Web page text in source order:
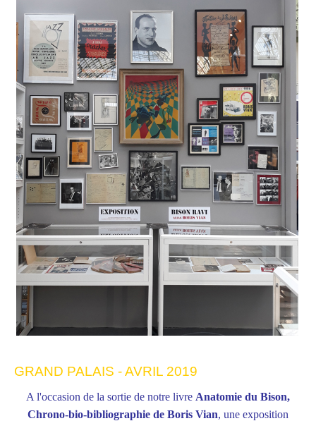
GRAND PALAIS - AVRIL 2019
A l'occasion de la sortie de notre livre Anatomie du Bison,
Chrono-bio-bibliographie de Boris Vian, une exposition